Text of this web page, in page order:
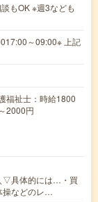
もOK ※週3なども
～09:00※ 上記
福祉士：時給1800
2000円
▽具体的には…・買
操などのレ…